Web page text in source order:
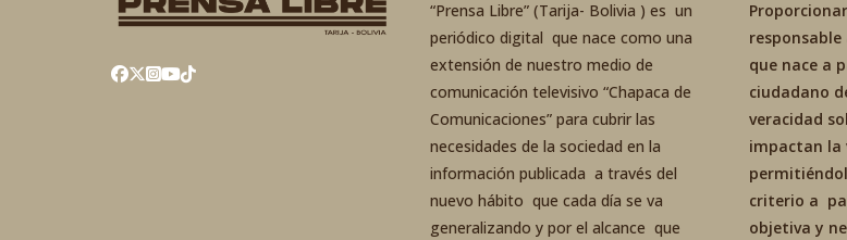
“Prensa Libre” (Tarija- Bolivia ) es un
periódico digital que nace como una
extensión de nuestro medio de
comunicación televisivo “Chapaca de
Comunicaciones” para cubrir las
necesidades de la sociedad en la
información publicada a través del
nuevo hábito que cada día se va
generalizando y por el alcance que
que nace a
ciudadano
veracidad
impactan la
criterio a
objetiva y